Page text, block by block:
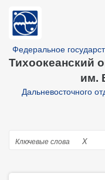
основному
Федеральное
Тихоокеанский
им.
Дальневосточного
Поиск
X